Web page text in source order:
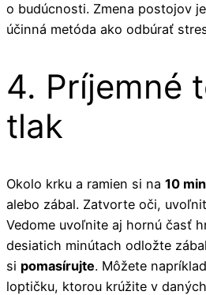
o budúcnosti. Zmena postojov
účinná metóda ako odbúrať
4. Príjemné
tlak
Okolo krku a ramien si na 10
alebo zábal. Zatvorte oči,
Vedome uvoľnite aj hornú časť
desiatich minútach odložte
si pomasírujte. Môžete
loptičku, ktorou krúžite v